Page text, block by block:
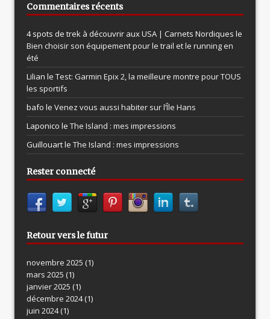
Commentaires récents
4 spots de trek à découvrir aux USA | Carnets Nordiques le
Bien choisir son équipement pour le trail et le running en
été
Lilian le Test: Garmin Epix 2, la meilleure montre pour TOUS
les sportifs
bafo le Venez vous aussi habiter sur l’Île Hans
Laponico le The Island : mes impressions
Guillouart le The Island : mes impressions
Rester connecté
Retour vers le futur
novembre 2025 (1)
mars 2025 (1)
janvier 2025 (1)
décembre 2024(1)
juin 2024(1)